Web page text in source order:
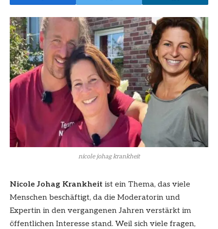
nicole johag krankheit
Nicole Johag Krankheit ist ein Thema, das viele
Menschen beschäftigt, da die Moderatorin und
Expertin in den vergangenen Jahren verstärkt im
öffentlichen Interesse stand. Weil sich viele fragen,